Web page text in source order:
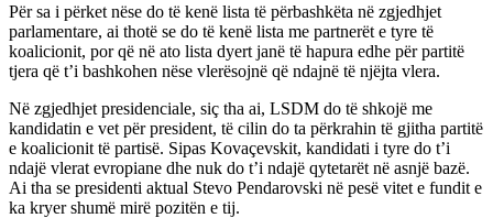
Për sa i përket nëse do të kenë lista të përbashkëta në zgjedhjet
parlamentare, ai thotë se do të kenë lista me partnerët e tyre të
koalicionit, por që në ato lista dyert janë të hapura edhe për partitë
tjera që t’i bashkohen nëse vlerësojnë që ndajnë të njëjta vlera.
Në zgjedhjet presidenciale, siç tha ai, LSDM do të shkojë me
kandidatin e vet për president, të cilin do ta përkrahin të gjitha partitë
e koalicionit të partisë. Sipas Kovaçevskit, kandidati i tyre do t’i
ndajë vlerat evropiane dhe nuk do t’i ndajë qytetarët në asnjë bazë.
Ai tha se presidenti aktual Stevo Pendarovski në pesë vitet e fundit e
ka kryer shumë mirë pozitën e tij.